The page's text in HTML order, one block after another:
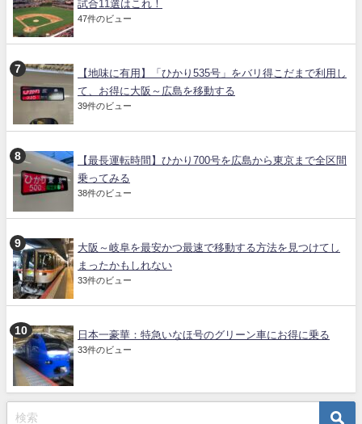
試合11選はこれ！
47件のビュー
【地味に有用】「ひかり535号」をバリ得こだまで利用し
て、お得に大阪～広島を移動する
39件のビュー
【最長運転時間】ひかり700号を広島から東京まで全区間
乗ってみる
38件のビュー
大阪～岐阜を最安かつ最速で移動する方法を見つけてし
まったかもしれない
33件のビュー
日本一豪華：特急いなほ号のグリーン車にお得に乗る
33件のビュー